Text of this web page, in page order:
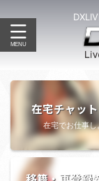
在宅チャッ
在宅でお仕事し